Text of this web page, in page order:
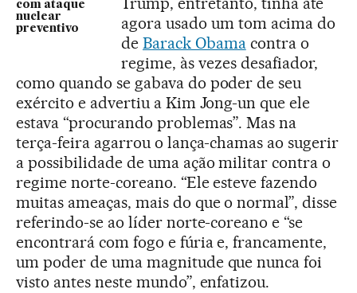
com ataque
nuclear
preventivo
agora usado um tom acima do
de Barack Obamacontra o
regime, às vezes desafiador,
como quando se gabava do poder de seu
exército e advertiu a Kim Jong-un que ele
estava “procurando problemas”. Mas na
terça-feira agarrou o lança-chamas ao sugerir
a possibilidade de uma ação militar contra o
regime norte-coreano. “Ele esteve fazendo
muitas ameaças, mais do que o normal”, disse
referindo-se ao líder norte-coreano e “se
encontrará com fogo e fúria e, francamente,
um poder de uma magnitude que nunca foi
visto antes neste mundo”, enfatizou.